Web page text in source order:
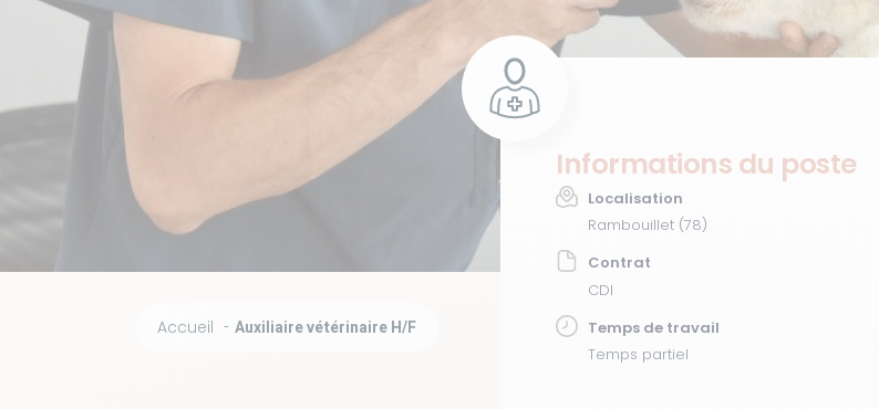
Accueil Auxiliaire vétérinaire H/F
Informations du poste
Localisation
Rambouillet (78)
Contrat
CDI
Temps de travail
Temps partiel